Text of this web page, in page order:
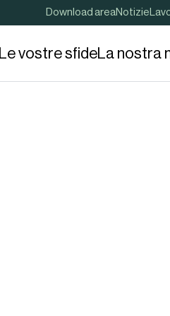
Download areaNotizie
Le vostre sfideLa nostra